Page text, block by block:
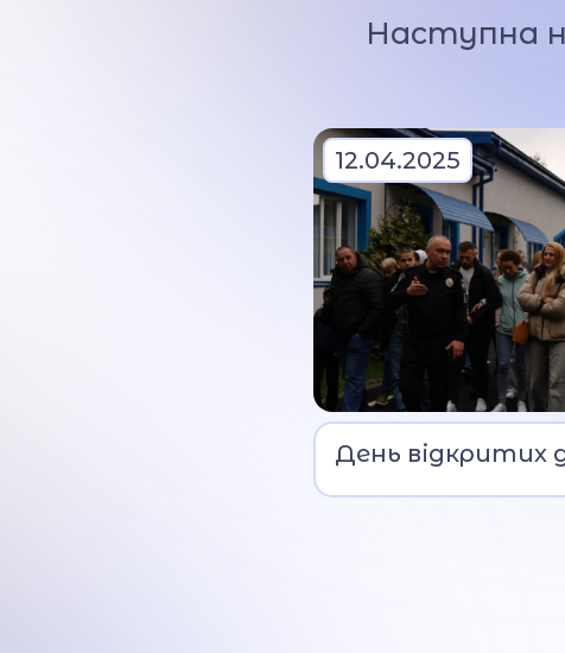
Наступна
12.04.2025
📌 В Івано-
День відкритих